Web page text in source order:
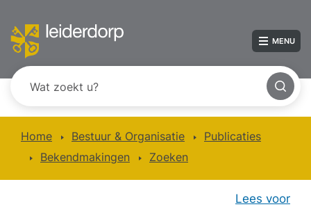
MENU
Home Bestuur & Organisatie
Publicaties
Bekendmakingen
Zoeken
Lees voor